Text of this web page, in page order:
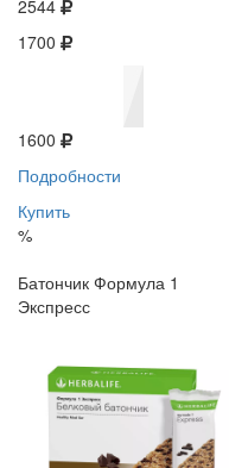
2544
1700
1600
Подробности
Купить
%
Батончик Формула 1
Экспресс